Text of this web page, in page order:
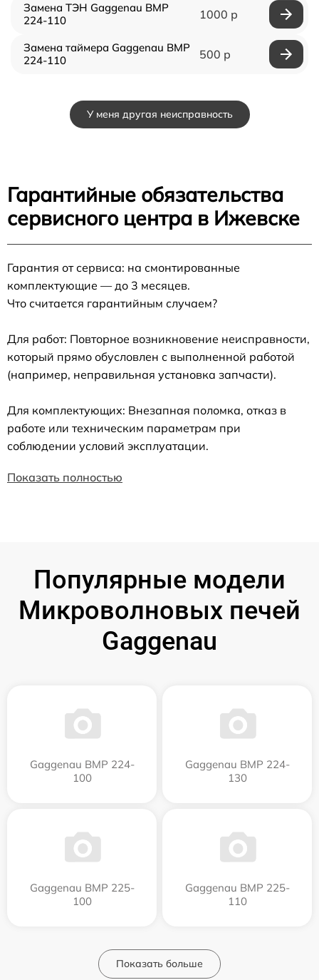
Замена ТЭН Gaggenau BMP
224-110
1000 р
Замена таймера Gaggenau BMP
224-110
500 р
У меня другая неисправность
Гарантийные обязательства
сервисного центра в Ижевске
Гарантия от сервиса: на смонтированные
комплектующие — до 3 месяцев.
Что считается гарантийным случаем?
Для работ: Повторное возникновение неисправности,
который прямо обусловлен с выполненной работой
(например, неправильная установка запчасти).
Для комплектующих: Внезапная поломка, отказ в
работе или техническим параметрам при
соблюдении условий эксплуатации.
Показать полностью
Популярные модели
Микроволновых печей
Gaggenau
Gaggenau BMP 224-
100
Gaggenau BMP 224-
130
Gaggenau BMP 225-
100
Gaggenau BMP 225-
110
Показать больше